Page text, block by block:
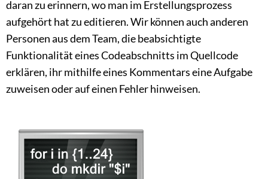
daran zu erinnern, wo man im Erstellungsprozess
aufgehört hat zu editieren. Wir können auch anderen
Personen aus dem Team, die beabsichtigte
Funktionalität eines Codeabschnitts im Quellcode
erklären, ihr mithilfe eines Kommentars eine Aufgabe
zuweisen oder auf einen Fehler hinweisen.